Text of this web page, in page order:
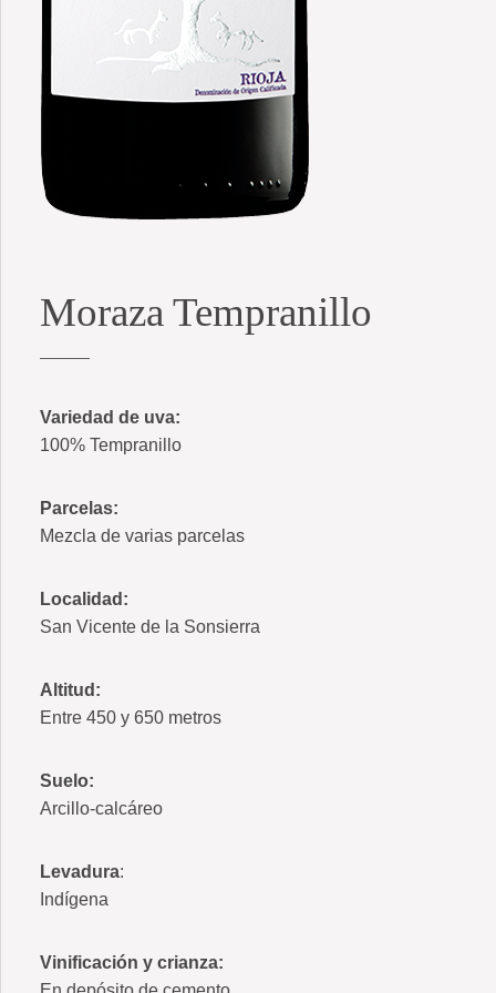
Moraza Tempranillo
Variedad de uva:
100% Tempranillo
Parcelas:
Mezcla de varias parcelas
Localidad:
San Vicente de la Sonsierra
Altitud:
Entre 450 y 650 metros
Suelo:
Arcillo-calcáreo
Levadura:
Indígena
Vinificación y crianza: